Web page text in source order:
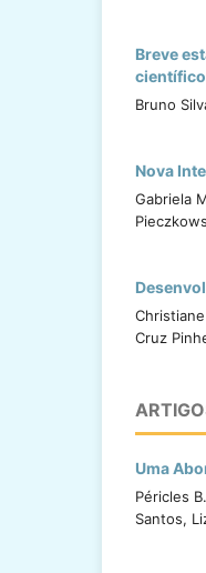
Breve
Bruno
Nova
Gabriela
Cruz
Uma
Péricles
Santos,